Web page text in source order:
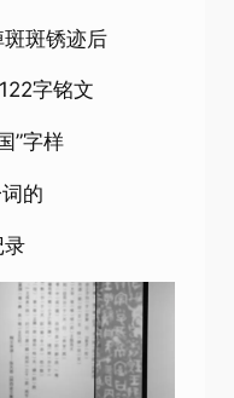
斑锈迹后
字铭文
”字样
的
录